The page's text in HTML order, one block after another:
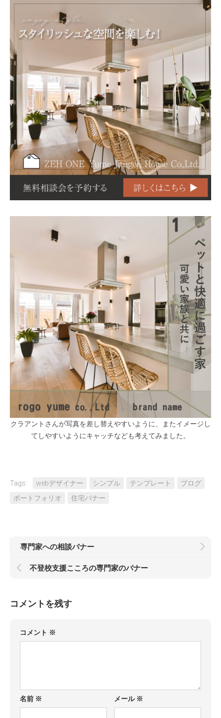
クラアントさんが写真を差し替えやすいように、またイメージし
てしやすいようにキャッチなども考えてみました。
Tags: webデザイナー シンプル テンプレート
ブログ
ポートフォリオ
住宅バナー
専門家への相談バナー
不登校支援こころの専門家のバナー
コメントを残す
コメント ※
名前 ※ メール ※